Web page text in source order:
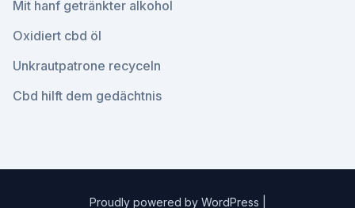
Mit hanf getränkter alkohol
Oxidiert cbd öl
Unkrautpatrone recyceln
Cbd hilft dem gedächtnis
Proudly powered by WordPress